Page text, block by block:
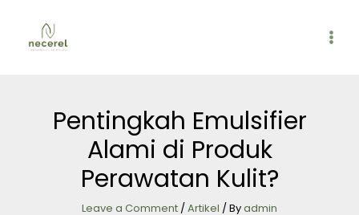
content
Pentingkah Emulsifier
Alami di Produk
Perawatan Kulit?
Leave a Comment / Artikel / Byadmin